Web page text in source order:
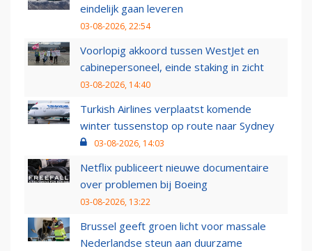
eindelijk gaan leveren
03-08-2026, 22:54
Voorlopig akkoord tussen WestJet en
cabinepersoneel, einde staking in zicht
03-08-2026, 14:40
Turkish Airlines verplaatst komende
winter tussenstop op route naar Sydney
03-08-2026, 14:03
Netflix publiceert nieuwe documentaire
over problemen bij Boeing
03-08-2026, 13:22
Brussel geeft groen licht voor massale
Nederlandse steun aan duurzame